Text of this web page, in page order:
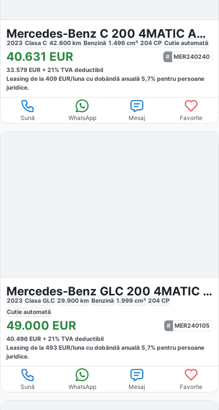
Mercedes-Benz C 200 4MATIC AMG
2023 Clasa C 42.600 km Benzină 1.496 cm³ 204 CP Cutie automată
40.631 EUR
MER240240
33.579 EUR + 21% TVA deductibil
Leasing de la 409 EUR/luna cu dobăndă anuală 5,7% pentru persoane
juridice.
Sună WhatsApp Mesaj Favorite
Mercedes-Benz GLC 200 4MATIC AMG
2023 Clasa GLC 29.900 km Benzină 1.999 cm³ 204 CP
Cutie automată
49.000 EUR
MER240105
40.496 EUR + 21% TVA deductibil
Leasing de la 493 EUR/luna cu dobăndă anuală 5,7% pentru persoane
juridice.
Sună WhatsApp Mesaj Favorite